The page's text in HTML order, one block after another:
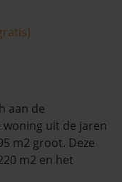
aan de
woning uit de jaren
m2 groot. Deze
m2 en het